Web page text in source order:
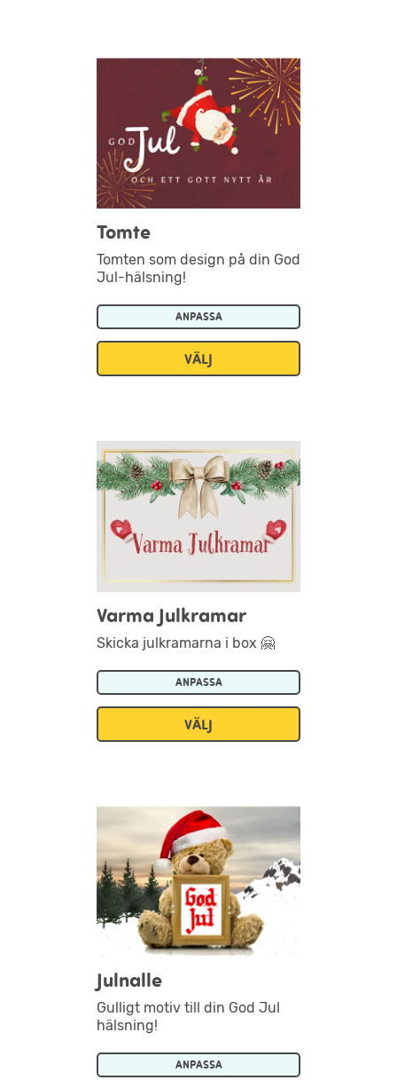
Tomte
Tomten som design på din God
Jul-hälsning!
ANPASSA
VÄLJ
Varma Julkramar
Skicka julkramarna i box 🤗
ANPASSA
VÄLJ
Julnalle
Gulligt motiv till din God Jul
hälsning!
ANPASSA